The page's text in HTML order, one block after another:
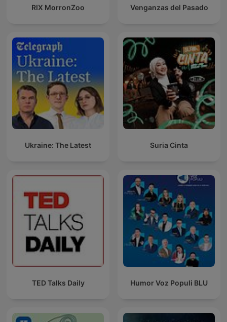
Venganzas del Pasado
RIX MorronZoo
Suria Cinta
Ukraine: The Latest
Humor Voz Populi BLU
TED Talks Daily